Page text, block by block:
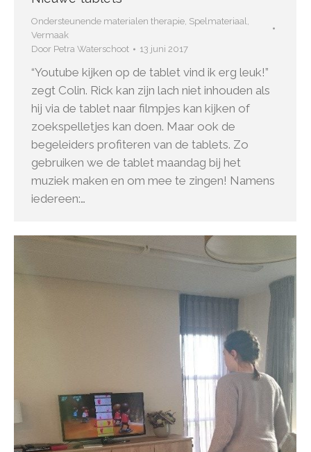
Ondersteunende materialen therapie, Spelmateriaal,
Vermaak
Door Petra Waterschoot 13 juni 2017
“Youtube kijken op de tablet vind ik erg leuk!”
zegt Colin. Rick kan zijn lach niet inhouden als
hij via de tablet naar filmpjes kan kijken of
zoekspelletjes kan doen. Maar ook de
begeleiders profiteren van de tablets. Zo
gebruiken we de tablet maandag bij het
muziek maken en om mee te zingen! Namens
iedereen:…